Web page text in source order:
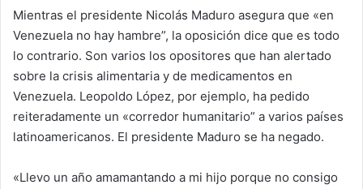
Mientras el presidente Nicolás Maduro asegura que «en
Venezuela no hay hambre”, la oposición dice que es todo
lo contrario. Son varios los opositores que han alertado
sobre la crisis alimentaria y de medicamentos en
Venezuela. Leopoldo López, por ejemplo, ha pedido
reiteradamente un «corredor humanitario” a varios países
latinoamericanos. El presidente Maduro se ha negado.
«Llevo un año amamantando a mi hijo porque no consigo